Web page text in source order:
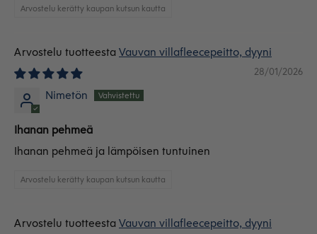
Arvostelu kerätty kaupan kutsun kautta
Vauvan villafleecepeitto, dyyni
28/01/2026
Nimetön
Ihanan pehmeä
Ihanan pehmeä ja lämpöisen tuntuinen
Arvostelu kerätty kaupan kutsun kautta
Vauvan villafleecepeitto, dyyni